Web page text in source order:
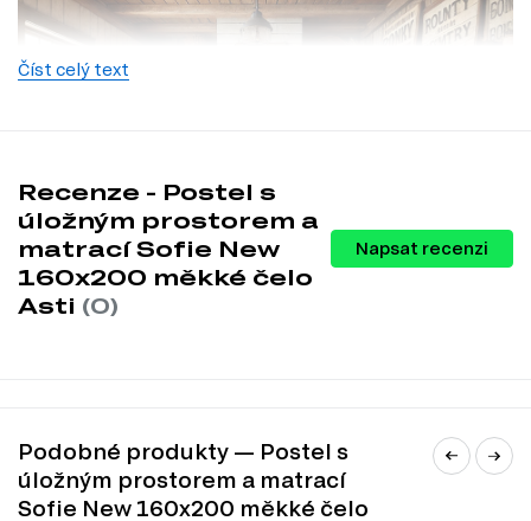
dokonce i v městských bytech. Přestože se country styl
liší svými jedinečnými dekoracemi a designem v závislosti
na etnickém regionu, národních tradicích a folklóru,
Číst celý text
Recenze - Postel s
úložným prostorem a
matrací Sofie New
160x200 měkké čelo
Asti (0)
Napsat recenzi
Podobné produkty — Postel s
úložným prostorem a matrací
Sofie New 160x200 měkké čelo